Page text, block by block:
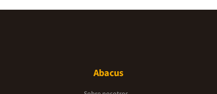
Abacus